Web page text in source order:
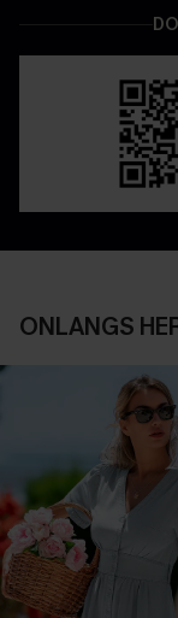
ONLANGS